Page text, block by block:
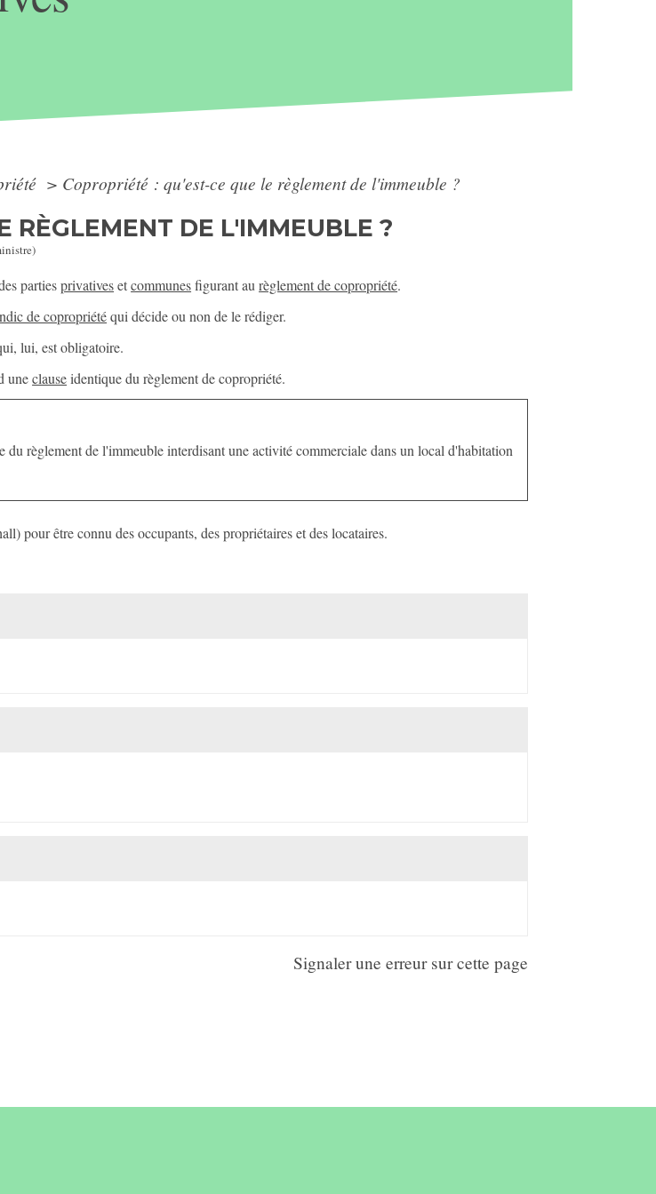
> Copropriété : qu'est-ce que le règlement de l'immeuble ?
RÈGLEMENT DE L'IMMEUBLE ?
partiesprivativesetcommunesfigurant aurèglement de copropriété.
de copropriétéqui décide ou non de le rédiger.
lui, est obligatoire.
uneclauseidentique du règlement de copropriété.
du règlement de l'immeuble interdisant une activité commerciale dans un local d'habitation
pour être connu des occupants, des propriétaires et des locataires.
Signaler une erreur sur cette page